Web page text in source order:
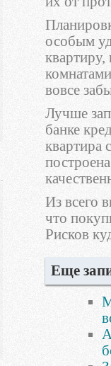
особым
вовсе
Лучше
банке
квартира
Из всего
что
Рисков
Еще